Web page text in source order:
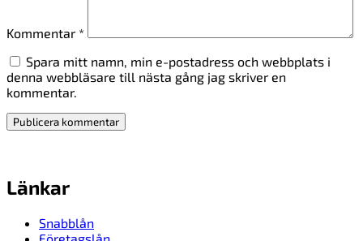
Kommentar *
Spara mitt namn, min e-postadress och webbplats i
denna webbläsare till nästa gång jag skriver en
kommentar.
Länkar
Snabblån